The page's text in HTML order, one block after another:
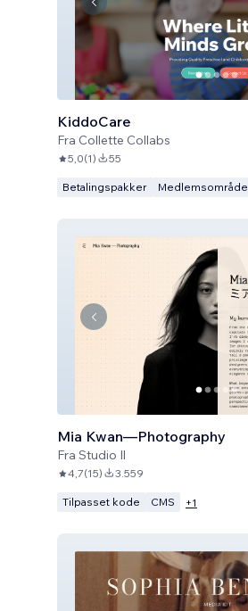
KiddoCare
Fra Collette Collabs
5,0(1) 55
Betalingspakker Medlemsområde
Mia Kwan—Photography
Fra Studio Il
4,7(15) 3.559
Tilpasset kode CMS +1